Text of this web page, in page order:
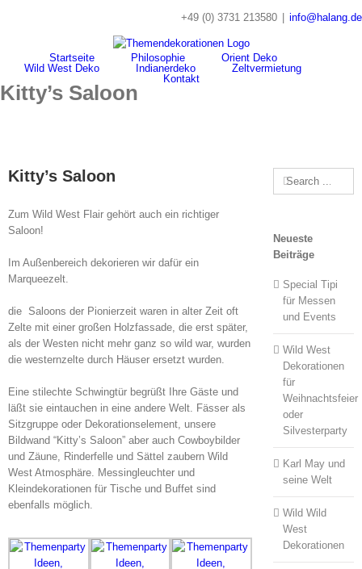
+49 (0) 3731 213580 info@halang.de
Startseite Philosophie
Orient Deko
Wild West Deko
Indianerdeko
Zeltvermietung
Kontakt
Kitty’s Saloon
Kitty’s Saloon
Zum Wild West Flair gehört auch ein richtiger
Saloon!
Im Außenbereich dekorieren wir dafür ein
Marqueezelt.
die Saloons der Pionierzeit waren in alter Zeit oft
Zelte mit einer großen Holzfassade, die erst später,
als der Westen nicht mehr ganz so wild war, wurden
die westernzelte durch Häuser ersetzt wurden.
Eine stilechte Schwingtür begrüßt Ihre Gäste und
läßt sie eintauchen in eine andere Welt. Fässer als
Sitzgruppe oder Dekorationselement, unsere
Bildwand “Kitty’s Saloon” aber auch Cowboybilder
und Zäune, Rinderfelle und Sättel zaubern Wild
West Atmosphäre. Messingleuchter und
Kleindekorationen für Tische und Buffet sind
ebenfalls möglich.
Search
for:
Neueste
Beiträge
Special Tipi
für Messen
und Events
Wild West
Dekorationen
für
Weihnachtsfeier
oder
Silvesterparty
Karl May und
seine Welt
Wild Wild
West
Dekorationen